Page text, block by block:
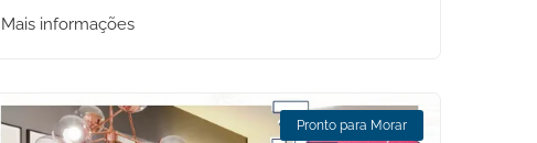
Mais informações
Pronto para Morar